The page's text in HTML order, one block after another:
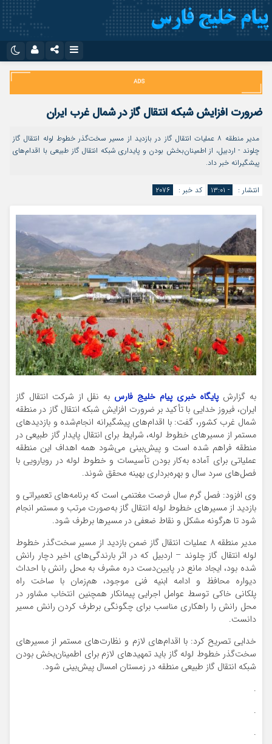
اینستاگرام
تلگرام
سروش
ایتا
اپلیکیشن
نام کاربری یا نشانی ایمیل
رمز عبور
مرا به خاطر بسپار
ضرورت افزایش شبکه انتقال گاز در شمال غرب ایران
مدیر منطقه ۸ عملیات انتقال گاز در بازدید از مسیر سخت‌گذر خطوط لوله انتقال گاز
چلوند - اردبیل، از اطمینان‌بخش بودن و پایداری شبکه انتقال گاز طبیعی با اقدام‌های
پیشگیرانه خبر داد.
انتشار : - ۱۳:۰۱ کد خبر : ۲۰۷۶
به گزارش پایگاه خبری پیام خلیج فارس به نقل از شرکت انتقال گاز
ایران، فیروز خدایی با تأکید بر ضرورت افزایش شبکه انتقال گاز در منطقه
شمال غرب کشور، گفت: با اقدام‌های پیشگیرانه انجام‌شده و بازدیدهای
مستمر از مسیرهای خطوط لوله، شرایط برای انتقال پایدار گاز طبیعی در
منطقه فراهم شده است و پیش‌بینی می‌شود همه اهداف این منطقه
عملیاتی برای آماده به‌کار بودن تأسیسات و خطوط لوله در رویارویی با
فصل‌های سرد سال و بهره‌برداری بهینه محقق شوند.
وی افزود: فصل گرم سال فرصت مغتنمی است که برنامه‌های تعمیراتی و
بازدید از مسیرهای خطوط لوله انتقال گاز به‌صورت مرتب و مستمر انجام
شود تا هرگونه مشکل و نقاط ضعفی در مسیرها برطرف شود.
مدیر منطقه ۸ عملیات انتقال گاز ضمن بازدید از مسیر سخت‌گذر خطوط
لوله انتقال گاز چلوند – اردبیل که در اثر بارندگی‌های اخیر دچار رانش
شده بود، ایجاد مانع در پایین‌دست دره مشرف به محل رانش با احداث
دیواره محافظ و ادامه ابنیه فنی موجود، هم‌زمان با ساخت راه
پلکانی خاکی توسط عوامل اجرایی پیمانکار همچنین انتخاب مشاور در
محل رانش را راهکاری مناسب برای چگونگی برطرف کردن رانش مسیر
دانست.
خدایی تصریح کرد: با اقدام‌های لازم و نظارت‌های مستمر از مسیرهای
سخت‌گذر خطوط لوله گاز باید تمهیدهای لازم برای اطمینان‌بخش بودن
شبکه انتقال گاز طبیعی منطقه در زمستان امسال پیش‌بینی شود.
.
.
.